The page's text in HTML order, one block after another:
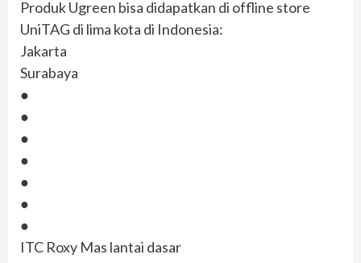
Produk Ugreen bisa didapatkan di offline store
UniTAG di lima kota di Indonesia:
Jakarta
Surabaya
●
●
●
●
●
●
●
ITC Roxy Mas lantai dasar